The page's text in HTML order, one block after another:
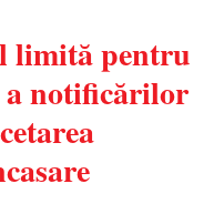
limită pentru
a notificărilor